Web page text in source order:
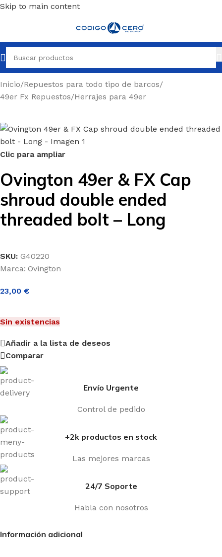
Skip to main content
Inicio/Repuestos para todo tipo de barcos/
49er Fx Repuestos/Herrajes para 49er
Clic para ampliar
Ovington 49er & FX Cap
shroud double ended
threaded bolt – Long
SKU: G40220
Marca: Ovington
23,00 €
Sin existencias
Añadir a la lista de deseos
Comparar
Envío Urgente
Control de pedido
+2k productos en stock
Las mejores marcas
24/7 Soporte
Habla con nosotros
Información adicional